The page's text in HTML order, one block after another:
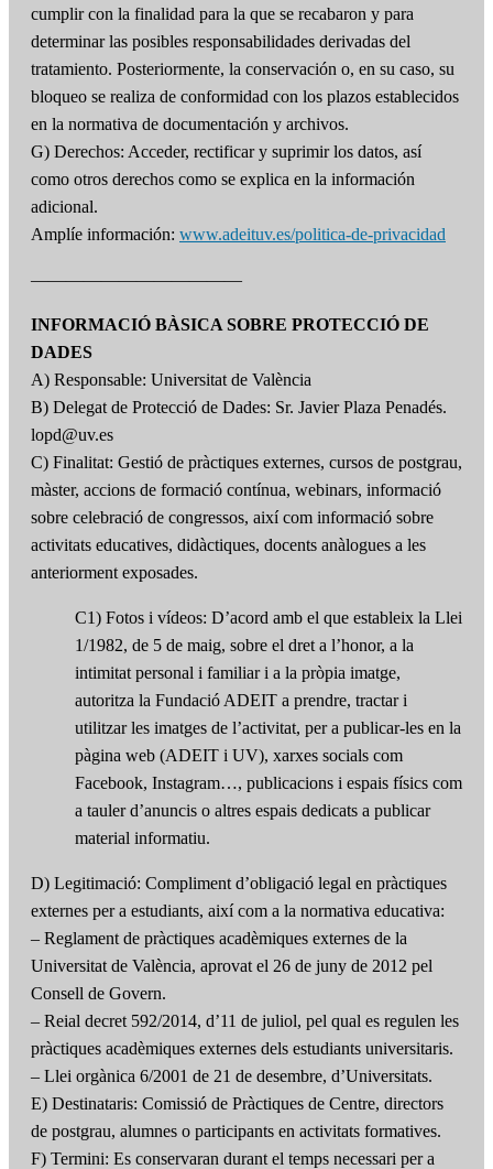
cumplir con la finalidad para la que se recabaron y para
determinar las posibles responsabilidades derivadas del
tratamiento. Posteriormente, la conservación o, en su caso, su
bloqueo se realiza de conformidad con los plazos establecidos
en la normativa de documentación y archivos.
G) Derechos: Acceder, rectificar y suprimir los datos, así
como otros derechos como se explica en la información
adicional.
Amplíe información: www.adeituv.es/politica-de-privacidad
————————————
INFORMACIÓ BÀSICA SOBRE PROTECCIÓ DE
DADES
A) Responsable: Universitat de València
B) Delegat de Protecció de Dades: Sr. Javier Plaza Penadés.
lopd@uv.es
C) Finalitat: Gestió de pràctiques externes, cursos de postgrau,
màster, accions de formació contínua, webinars, informació
sobre celebració de congressos, així com informació sobre
activitats educatives, didàctiques, docents anàlogues a les
anteriorment exposades.
C1) Fotos i vídeos: D’acord amb el que estableix la Llei
1/1982, de 5 de maig, sobre el dret a l’honor, a la
intimitat personal i familiar i a la pròpia imatge,
autoritza la Fundació ADEIT a prendre, tractar i
utilitzar les imatges de l’activitat, per a publicar-les en la
pàgina web (ADEIT i UV), xarxes socials com
Facebook, Instagram…, publicacions i espais físics com
a tauler d’anuncis o altres espais dedicats a publicar
material informatiu.
D) Legitimació: Compliment d’obligació legal en pràctiques
externes per a estudiants, així com a la normativa educativa:
– Reglament de pràctiques acadèmiques externes de la
Universitat de València, aprovat el 26 de juny de 2012 pel
Consell de Govern.
– Reial decret 592/2014, d’11 de juliol, pel qual es regulen les
pràctiques acadèmiques externes dels estudiants universitaris.
– Llei orgànica 6/2001 de 21 de desembre, d’Universitats.
E) Destinataris: Comissió de Pràctiques de Centre, directors
de postgrau, alumnes o participants en activitats formatives.
F) Termini: Es conservaran durant el temps necessari per a